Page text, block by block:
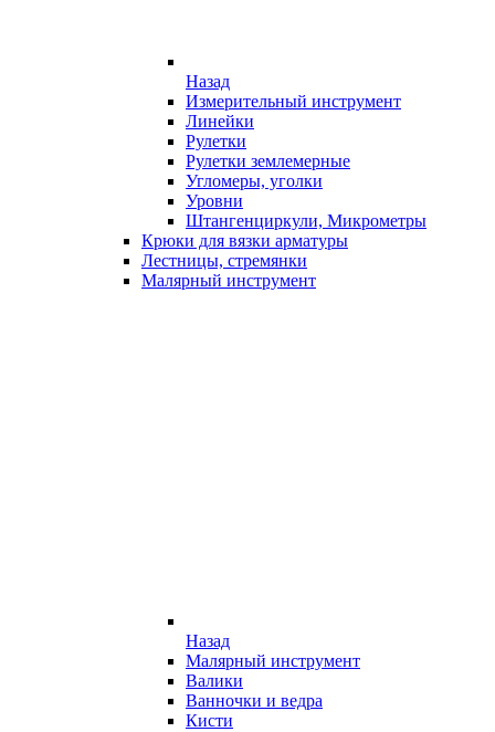
Назад
Измерительный инструмент
Линейки
Рулетки
Рулетки землемерные
Угломеры, уголки
Уровни
Штангенциркули, Микрометры
Крюки для вязки арматуры
Лестницы, стремянки
Малярный инструмент
Назад
Малярный инструмент
Валики
Ванночки и ведра
Кисти